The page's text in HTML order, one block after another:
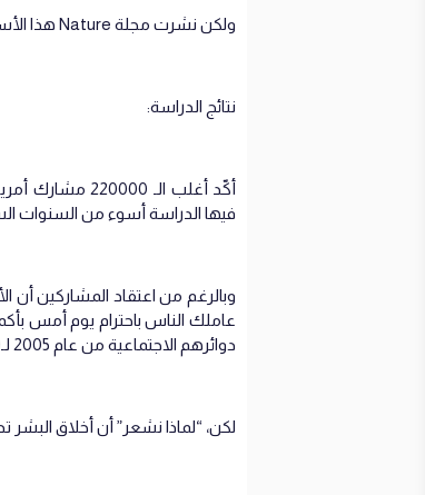
ولكن نشرت مجلة Nature هذا الأسبوع دراسة مقارنة أقران تؤكد أن فكرة انحطاط أخلاق البشر ما هي إلا وهم.
نتائج الدراسة:
فيها الدراسة أسوء من السنوات السابقة. كما وصلت 59 دراسة
وبالرغم من اعتقاد المشاركين أن
عاملك الناس باحترام يوم أمس
دوائرهم الاجتماعية من عام 2005 لـ2020
لكن، “لماذا نشعر” أن أخلاق البشر